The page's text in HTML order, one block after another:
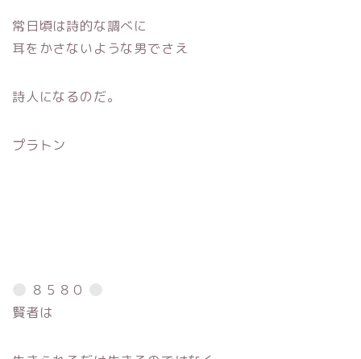
常日頃は詩的な調べに
耳をかさないような男でさえ
詩人になるのだ。
プラトン
８５８０
賢者は